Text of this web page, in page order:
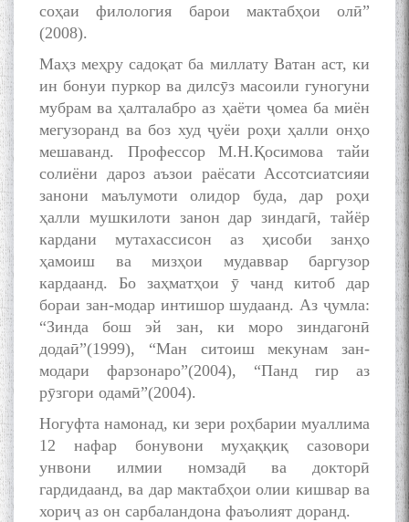
соҳаи филология барои мактабҳои олӣ”
(2008).
Маҳз меҳру садоқат ба миллату Ватан аст, ки
ин бонуи пуркор ва дилсӯз масоили гуногуни
мубрам ва ҳалталабро аз ҳаёти ҷомеа ба миён
мегузоранд ва боз худ ҷуёи роҳи ҳалли онҳо
мешаванд. Профессор М.Н.Қосимова тайи
солиёни дароз аъзои раёсати Ассотсиатсияи
занони маълумоти олидор буда, дар роҳи
ҳалли мушкилоти занон дар зиндагӣ, тайёр
кардани мутахассисон аз ҳисоби занҳо
ҳамоиш ва мизҳои мудаввар баргузор
кардаанд. Бо заҳматҳои ӯ чанд китоб дар
бораи зан-модар интишор шудаанд. Аз ҷумла:
“Зинда бош эй зан, ки моро зиндагонӣ
додаӣ”(1999), “Ман ситоиш мекунам зан-
модари фарзонаро”(2004), “Панд гир аз
рӯзгори одамӣ”(2004).
Ногуфта намонад, ки зери роҳбарии муаллима
12 нафар бонувони муҳаққиқ сазовори
унвони илмии номзадӣ ва докторӣ
гардидаанд, ва дар мактабҳои олии кишвар ва
хориҷ аз он сарбаландона фаъолият доранд.
Дар Академияи миллии
илмҳои Тоҷикистон бахшида
ба 100-солагии мунаққиду
адабиётшинос Соҳиб
Табаров ҳамоиши илмӣ-
назариявӣ баргузор гардид.
МАВЛОНО ҶАЛОЛИДДИНИ
БАЛХӢ БУЗУРГТАРИН
МУТАФАККИР ВА ОРИФИ
ЗАБОНУ АДАБИ ТОҶИК
به عبارت دیگر: گفتگو با مومن
قناعت Mumin Qanoat